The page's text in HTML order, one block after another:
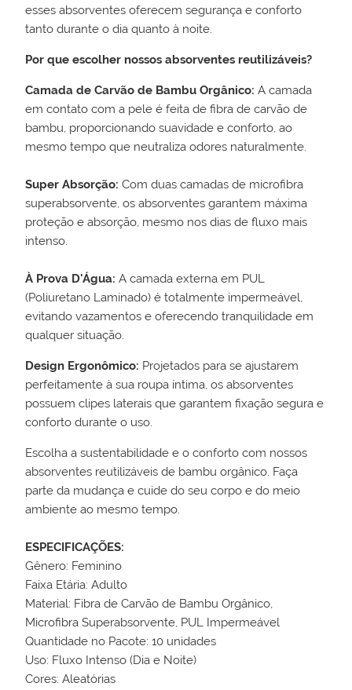
esses absorventes oferecem segurança e conforto
tanto durante o dia quanto à noite.
Por que escolher nossos absorventes reutilizáveis?
Camada de Carvão de Bambu Orgânico: A camada
em contato com a pele é feita de fibra de carvão de
bambu, proporcionando suavidade e conforto, ao
mesmo tempo que neutraliza odores naturalmente.
Super Absorção: Com duas camadas de microfibra
superabsorvente, os absorventes garantem máxima
proteção e absorção, mesmo nos dias de fluxo mais
intenso.
À Prova D'Água: A camada externa em PUL
(Poliuretano Laminado) é totalmente impermeável,
evitando vazamentos e oferecendo tranquilidade em
qualquer situação.
Design Ergonômico: Projetados para se ajustarem
perfeitamente à sua roupa íntima, os absorventes
possuem clipes laterais que garantem fixação segura e
conforto durante o uso.
Escolha a sustentabilidade e o conforto com nossos
absorventes reutilizáveis de bambu orgânico. Faça
parte da mudança e cuide do seu corpo e do meio
ambiente ao mesmo tempo.
ESPECIFICAÇÕES:
Gênero: Feminino
Faixa Etária: Adulto
Material: Fibra de Carvão de Bambu Orgânico,
Microfibra Superabsorvente, PUL Impermeável
Quantidade no Pacote: 10 unidades
Uso: Fluxo Intenso (Dia e Noite)
Cores: Aleatórias